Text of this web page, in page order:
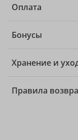
Оплата
Бонусы
Хранение и
Правила